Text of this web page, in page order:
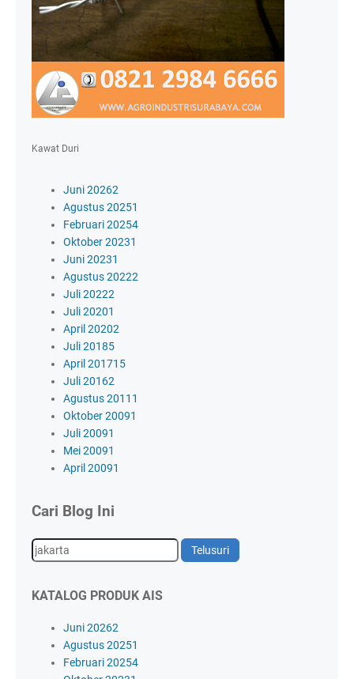
Kawat Duri
Juni 20262
Agustus 20251
Februari 20254
Oktober 20231
Juni 20231
Agustus 20222
Juli 20222
Juli 20201
April 20202
Juli 20185
April 201715
Juli 20162
Agustus 2011 1
Oktober 20091
Juli 20091
Mei 20091
April 20091
Cari Blog Ini
KATALOG PRODUK AIS
Juni 20262
Agustus 20251
Februari 20254